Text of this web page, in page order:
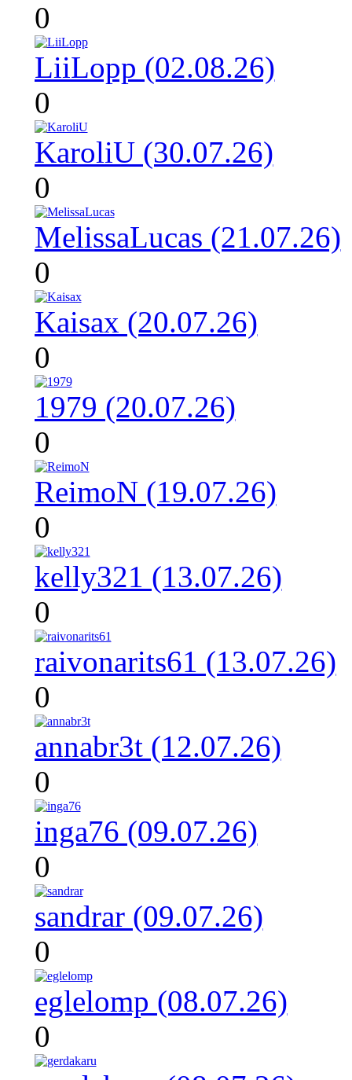
0
LiiLopp (02.08.26)
0
KaroliU (30.07.26)
0
MelissaLucas (21.07.26)
0
Kaisax (20.07.26)
0
1979 (20.07.26)
0
ReimoN (19.07.26)
0
kelly321 (13.07.26)
0
raivonarits61 (13.07.26)
0
annabr3t (12.07.26)
0
inga76 (09.07.26)
0
sandrar (09.07.26)
0
eglelomp (08.07.26)
0